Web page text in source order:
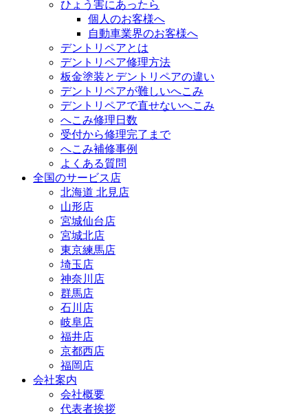
ひょう害にあったら
個人のお客様へ
自動車業界のお客様へ
デントリペアとは
デントリペア修理方法
板金塗装とデントリペアの違い
デントリペアが難しいへこみ
デントリペアで直せないへこみ
へこみ修理日数
受付から修理完了まで
へこみ補修事例
よくある質問
全国のサービス店
北海道 北見店
山形店
宮城仙台店
宮城北店
東京練馬店
埼玉店
神奈川店
群馬店
石川店
岐阜店
福井店
京都西店
福岡店
会社案内
会社概要
代表者挨拶